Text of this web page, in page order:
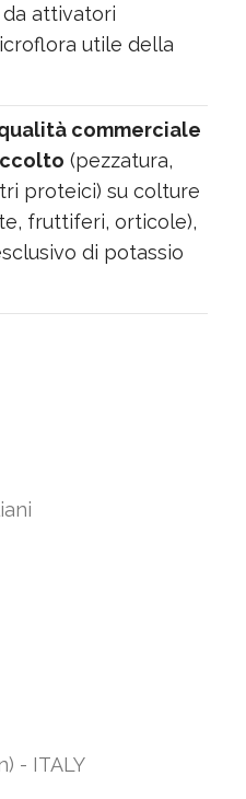
attivatori
utile della
commerciale
(pezzatura,
proteici) su colture
fruttiferi, orticole),
di potassio
- ITALY